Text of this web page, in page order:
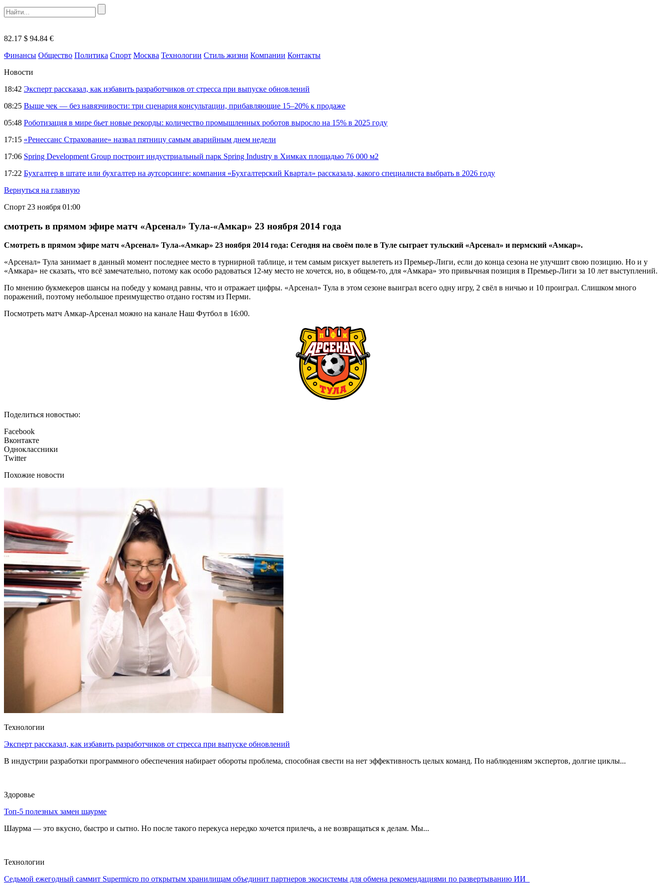
82.17 $ 94.84 €
Финансы Общество Политика Спорт Москва Технологии Стиль жизни Компании Контакты
Новости
18:42 Эксперт рассказал, как избавить разработчиков от стресса при выпуске обновлений
08:25 Выше чек — без навязчивости: три сценария консультации, прибавляющие 15–20% к продаже
05:48 Роботизация в мире бьет новые рекорды: количество промышленных роботов выросло на 15% в 2025 году
17:15 «Ренессанс Страхование» назвал пятницу самым аварийным днем недели
17:06 Spring Development Group построит индустриальный парк Spring Industry в Химках площадью 76 000 м2
17:22 Бухгалтер в штате или бухгалтер на аутсорсинге: компания «Бухгалтерский Квартал» рассказала, какого специалиста выбрать в 2026 году
Вернуться на главную
Спорт 23 ноября 01:00
смотреть в прямом эфире матч «Арсенал» Тула-«Амкар» 23 ноября 2014 года
Cмотреть в прямом эфире матч «Арсенал» Тула-«Амкар» 23 ноября 2014 года: Сегодня на своём поле в Туле сыграет тульский «Арсенал» и пермский «Амкар».
«Арсенал» Тула занимает в данный момент последнее место в турнирной таблице, и тем самым рискует вылететь из Премьер-Лиги, если до конца сезона не улучшит свою позицию. Но и у
«Амкара» не сказать, что всё замечательно, потому как особо радоваться 12-му место не хочется, но, в общем-то, для «Амкара» это привычная позиция в Премьер-Лиги за 10 лет выступлений.
По мнению букмекеров шансы на победу у команд равны, что и отражает цифры. «Арсенал» Тула в этом сезоне выиграл всего одну игру, 2 свёл в ничью и 10 проиграл. Слишком много
поражений, поэтому небольшое преимущество отдано гостям из Перми.
Посмотреть матч Амкар-Арсенал можно на канале Наш Футбол в 16:00.
Поделиться новостью:
Facebook
Вконтакте
Одноклассники
Twitter
Похожие новости
Технологии
Эксперт рассказал, как избавить разработчиков от стресса при выпуске обновлений
В индустрии разработки программного обеспечения набирает обороты проблема, способная свести на нет эффективность целых команд. По наблюдениям экспертов, долгие циклы...
Здоровье
Топ-5 полезных замен шаурме
Шаурма — это вкусно, быстро и сытно. Но после такого перекуса нередко хочется прилечь, а не возвращаться к делам. Мы...
Технологии
Седьмой ежегодный саммит Supermicro по открытым хранилищам объединит партнеров экосистемы для обмена рекомендациями по развертыванию ИИ